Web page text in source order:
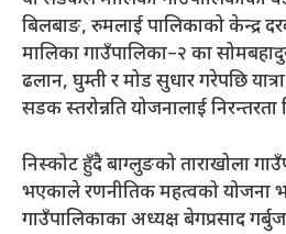
बिलबाङ, रुमलाई पालिकाको केन्द्र
मालिका गाउँपालिका–२ का
ढलान, घुम्ती र मोड सुधार गरेपछि
सडक स्तरोन्नति योजनालाई
निस्कोट हुँदै बाग्लुङको ताराखोला
भएकाले रणनीतिक महत्वको योजना
गाउँपालिकाका अध्यक्ष बेगप्रसाद